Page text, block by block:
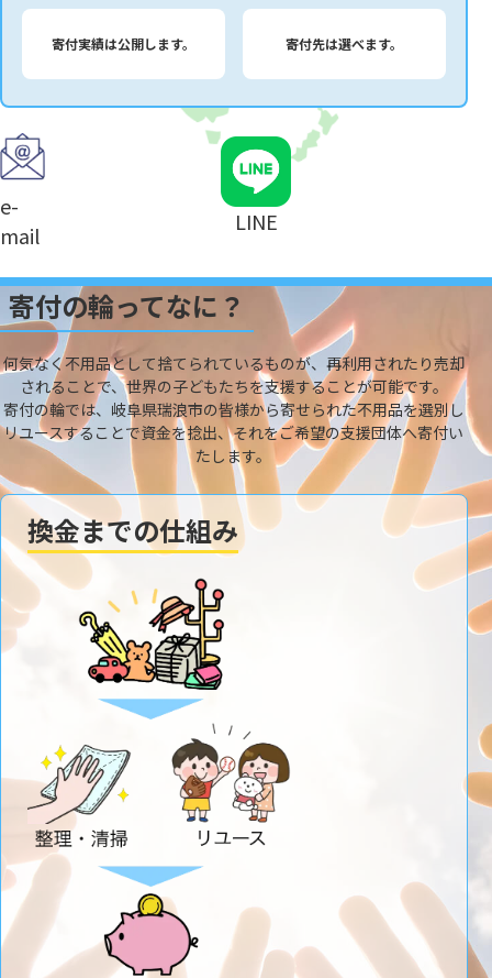
寄付実績は公開します。 寄付先は選べます。
e-
mail
LINE
寄付の輪ってなに？
何気なく不用品として捨てられているものが、再利用されたり売却
されることで、世界の子どもたちを支援することが可能です。
寄付の輪では、岐阜県瑞浪市の皆様から寄せられた不用品を選別し
リユースすることで資金を捻出、それをご希望の支援団体へ寄付い
たします。
換金までの仕組み